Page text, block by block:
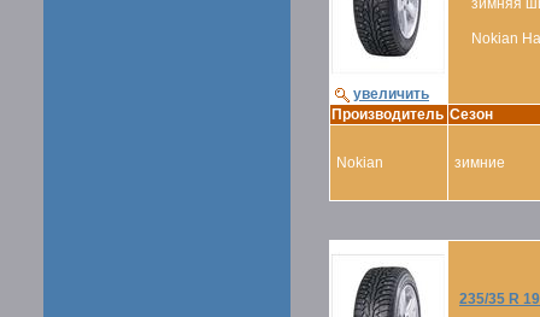
увеличить
зимняя
Nokian
Производитель Сезон
Nokian зимние
235/35 R